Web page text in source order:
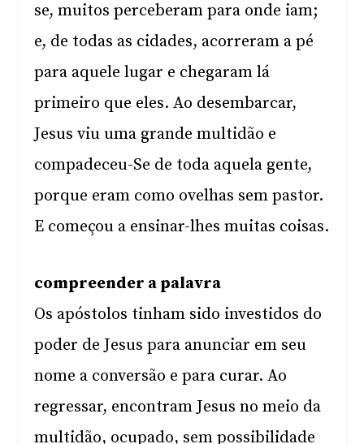
se, muitos perceberam para onde iam;
e, de todas as cidades, acorreram a pé
para aquele lugar e chegaram lá
primeiro que eles. Ao desembarcar,
Jesus viu uma grande multidão e
compadeceu-Se de toda aquela gente,
porque eram como ovelhas sem pastor.
E começou a ensinar-lhes muitas coisas.
compreender a palavra
Os apóstolos tinham sido investidos do
poder de Jesus para anunciar em seu
nome a conversão e para curar. Ao
regressar, encontram Jesus no meio da
multidão, ocupado, sem possibilidade